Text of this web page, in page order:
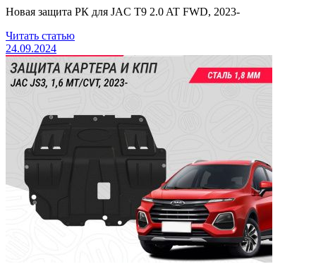
Новая защита РК для JAC T9 2.0 AT FWD, 2023-
Читать статью
24.09.2024